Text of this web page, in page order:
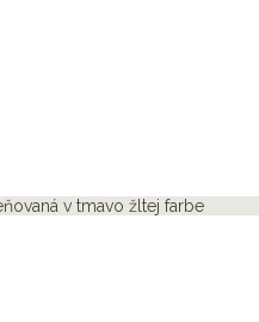
v tmavo žltej farbe